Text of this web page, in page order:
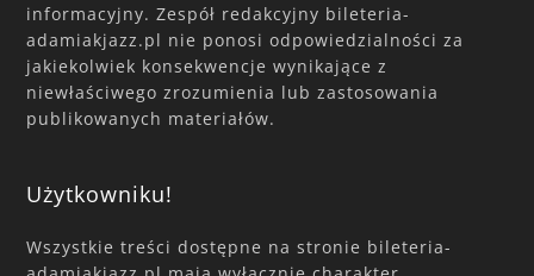
informacyjny. Zespół redakcyjny bileteria-
adamiakjazz.pl nie ponosi odpowiedzialności za
jakiekolwiek konsekwencje wynikające z
niewłaściwego zrozumienia lub zastosowania
publikowanych materiałów.
Użytkowniku!
Wszystkie treści dostępne na stronie bileteria-